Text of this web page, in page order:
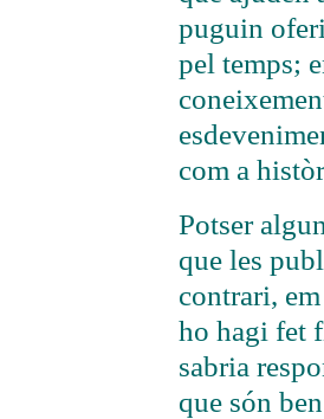
puguin
pel temps;
com a
Potser
que les
contrari,
ho hagi fet
sabria
que són